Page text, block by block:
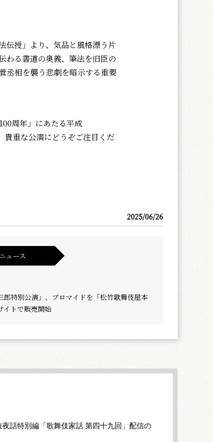
伝授」より、気品と風格漂う片
わる書道の奥義、筆法を旧臣の
丞相を襲う悲劇を暗示する重要
周年」にあたる平成
貴重な公演にどうぞご注目くだ
2025/06/26
ュース
郎特別公演」、ブロマイドを「松竹歌舞伎屋本
イトで販売開始
話特別編「歌舞伎家話 第四十九回」配信の